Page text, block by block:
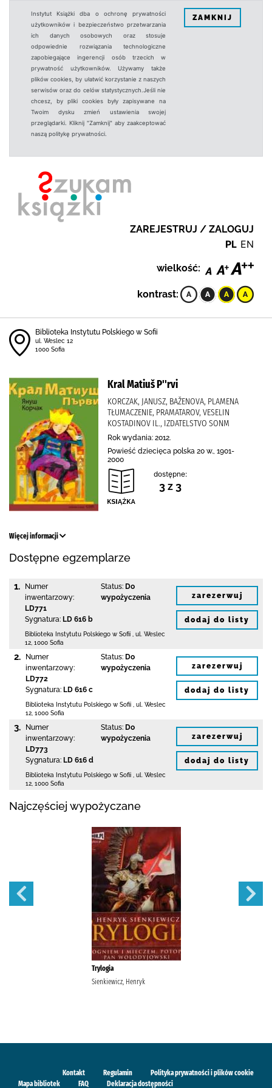
Instytut Książki dba o ochronę prywatności
użytkowników i bezpieczeństwo przetwarzania
ich danych osobowych oraz stosuje
odpowiednie rozwiązania technologiczne
zapobiegające ingerencji osób trzecich w
prywatność użytkowników. Używamy także
plików cookies, by ułatwić korzystanie z naszych
serwisów oraz do celów statystycznych.Jeśli nie
chcesz, by pliki cookies były zapisywane na
Twoim dysku zmień ustawienia swojej
przeglądarki. Kliknij "Zamknij" aby zaakceptować
naszą politykę prywatności.
ZAMKNIJ
ZAREJESTRUJ / ZALOGUJ
PL EN
wielkość:
kontrast:
Biblioteka Instytutu Polskiego w Sofii
ul. Weslec 12
1000 Sofia
Kral Matiuš P''rvi
KORCZAK, JANUSZ, BAŽENOVA, PLAMENA
TŁUMACZENIE, PRAMATAROV, VESELIN
KOSTADINOV IL., IZDATELSTVO SONM
Rok wydania: 2012.
Powieść dziecięca polska 20 w., 1901-
2000
dostępne:
3 z 3
Więcej informacji
Dostępne egzemplarze
1.
Numer
inwentarzowy:
LD771
Sygnatura: LD 616 b
Status: Do
wypożyczenia
Biblioteka Instytutu Polskiego w Sofii
ul. Weslec
12 1000 Sofia
zarezerwuj
dodaj do listy
2.
Numer
inwentarzowy:
LD772
Sygnatura: LD 616 c
Status: Do
wypożyczenia
Biblioteka Instytutu Polskiego w Sofii
ul. Weslec
12 1000 Sofia
zarezerwuj
dodaj do listy
3.
Numer
inwentarzowy:
LD773
Sygnatura: LD 616 d
Status: Do
wypożyczenia
Biblioteka Instytutu Polskiego w Sofii
ul. Weslec
12 1000 Sofia
zarezerwuj
dodaj do listy
Najczęściej wypożyczane
Trylogia
Sienkiewicz, Henryk
Kontakt Regulamin
Polityka prywatności i plików cookie
Mapa bibliotek
FAQ Deklaracja dostępności